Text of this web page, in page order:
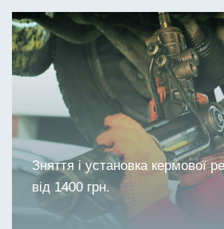
Зняття і установка кермової
від 1400 грн.